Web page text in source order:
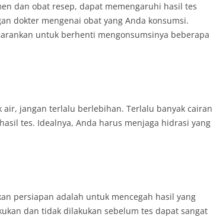
dan obat resep, dapat memengaruhi hasil tes
dokter mengenai obat yang Anda konsumsi.
untuk berhenti mengonsumsinya beberapa
jangan terlalu berlebihan. Terlalu banyak cairan
tes. Idealnya, Anda harus menjaga hidrasi yang
persiapan adalah untuk mencegah hasil yang
dan tidak dilakukan sebelum tes dapat sangat